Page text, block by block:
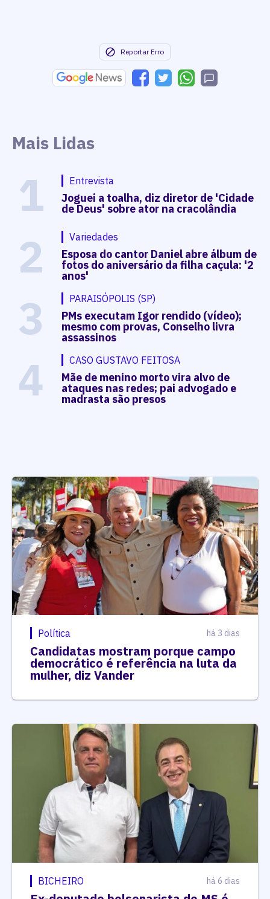
Reportar Erro
Mais Lidas
1 Entrevista
Joguei a toalha, diz diretor de 'Cidade
de Deus' sobre ator na cracolândia
2 Variedades
Esposa do cantor Daniel abre álbum de
fotos do aniversário da filha caçula: '2
anos'
3 PARAISÓPOLIS (SP)
PMs executam Igor rendido (vídeo);
mesmo com provas, Conselho livra
assassinos
4 CASO GUSTAVO FEITOSA
Mãe de menino morto vira alvo de
ataques nas redes; pai advogado e
madrasta são presos
Política há 3 dias
Candidatas mostram porque campo
democrático é referência na luta da
mulher, diz Vander
BICHEIRO há 6 dias